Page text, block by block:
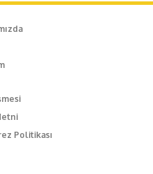
Politikası
Sok. No3/A Kadıköy İstanbul